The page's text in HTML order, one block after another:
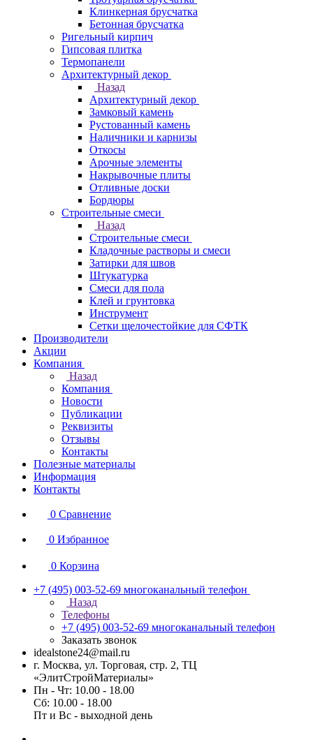
Клинкерная брусчатка
Бетонная брусчатка
Ригельный кирпич
Гипсовая плитка
Термопанели
Архитектурный декор
Назад
Архитектурный декор
Замковый камень
Рустованный камень
Наличники и карнизы
Откосы
Арочные элементы
Накрывочные плиты
Отливные доски
Бордюры
Строительные смеси
Назад
Строительные смеси
Кладочные растворы и смеси
Затирки для швов
Штукатурка
Смеси для пола
Клей и грунтовка
Инструмент
Сетки щелочестойкие для СФТК
Производители
Акции
Компания
Назад
Компания
Новости
Публикации
Реквизиты
Отзывы
Контакты
Полезные материалы
Информация
Контакты
0 Сравнение
0 Избранное
0 Корзина
+7 (495) 003-52-69 многоканальный телефон
Назад
Телефоны
+7 (495) 003-52-69 многоканальный телефон
Заказать звонок
idealstone24@mail.ru
г. Москва, ул. Торговая, стр. 2, ТЦ
«ЭлитСтройМатериалы»
Пн - Чт: 10.00 - 18.00
Сб: 10.00 - 18.00
Пт и Вс - выходной день